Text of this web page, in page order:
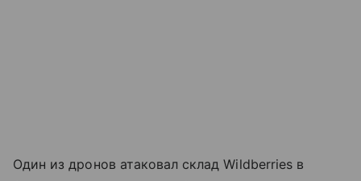
Один из дронов атаковал склад Wildberries в